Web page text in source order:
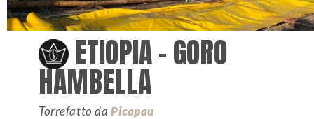
ETIOPIA – GORO
HAMBELLA
Torrefatto da Picapau